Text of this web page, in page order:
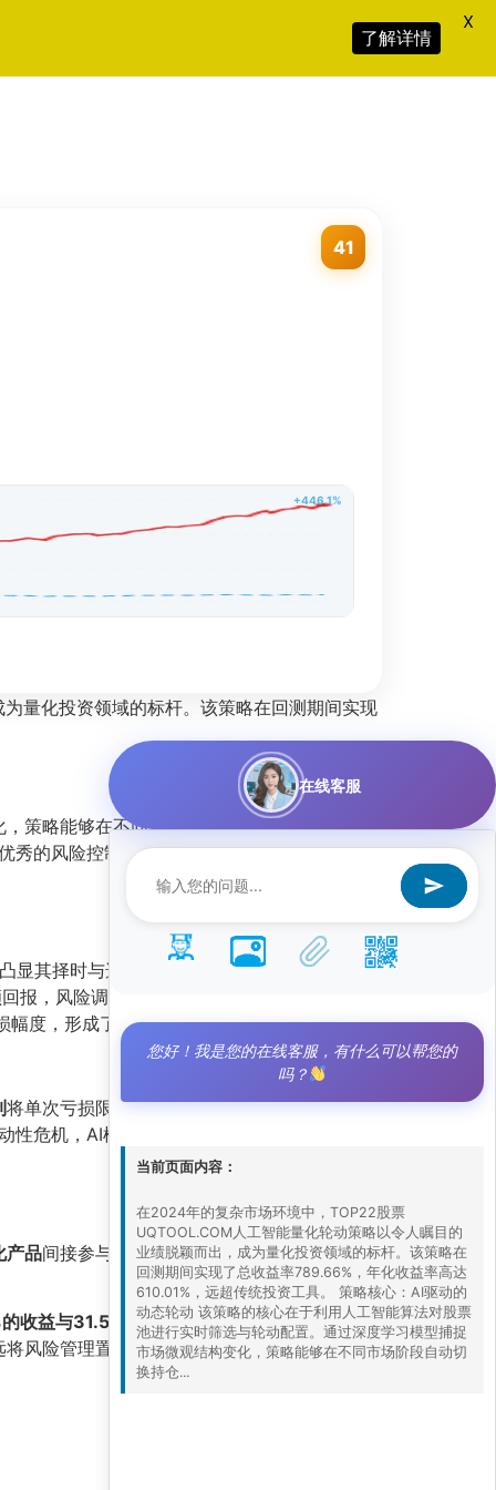
41
+446.1%
量化投资领域的标杆。该策略在回测期间实现
策略能够在不同市场阶段自动切换持仓标的，
秀的风险控制能力。
显其择时与选股能力。
报，风险调整后收益堪称完美。
幅度，形成了稳健的正反馈循环。
将单次亏损限制在可控范围；第三，分散化轮动
性危机，AI模型可能面临失效风险。投资者在
产品间接参与，同时保留部分现金以应对波动。
收益与31.59的夏普比率，不仅是量化研究的
风险管理置于首位。
了解详情
X
在线客服
您好！我是您的在线客服，有什么可以帮您的
吗？
当前页面内容：
在2024年的复杂市场环境中，TOP22股票
UQTOOL.COM人工智能量化轮动策略以令人瞩目的
业绩脱颖而出，成为量化投资领域的标杆。该策略在
回测期间实现了总收益率789.66%，年化收益率高达
610.01%，远超传统投资工具。 策略核心：AI驱动的
动态轮动 该策略的核心在于利用人工智能算法对股票
池进行实时筛选与轮动配置。通过深度学习模型捕捉
市场微观结构变化，策略能够在不同市场阶段自动切
换持仓...